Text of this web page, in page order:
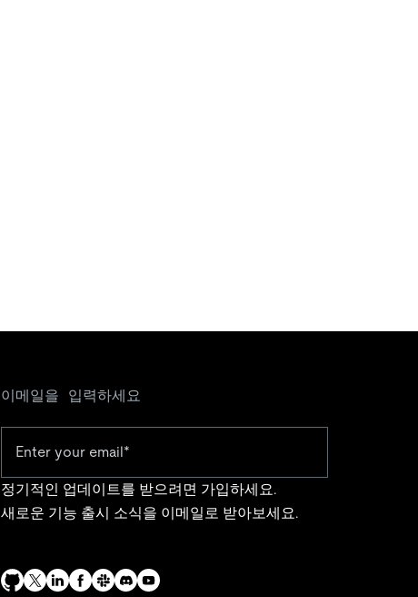
이메일을 입력하세요
정기적인 업데이트를 받으려면 가입하세요.
새로운 기능 출시 소식을 이메일로 받아보세요.